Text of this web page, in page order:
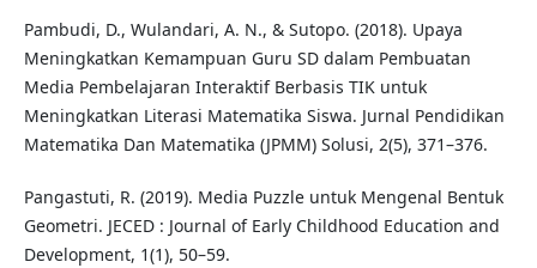
Pambudi, D., Wulandari, A. N., & Sutopo. (2018). Upaya
Meningkatkan Kemampuan Guru SD dalam Pembuatan
Media Pembelajaran Interaktif Berbasis TIK untuk
Meningkatkan Literasi Matematika Siswa. Jurnal Pendidikan
Matematika Dan Matematika (JPMM) Solusi, 2(5), 371–376.
Pangastuti, R. (2019). Media Puzzle untuk Mengenal Bentuk
Geometri. JECED : Journal of Early Childhood Education and
Development, 1(1), 50–59.